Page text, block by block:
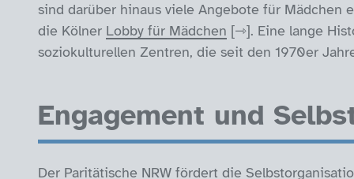
sind darüber hinaus viele Angebote für Mädchen
die Kölner Lobby für Mädchen
. Eine lange
soziokulturellen Zentren, die seit den 1970er
Engagement und
Der Paritätische NRW fördert die